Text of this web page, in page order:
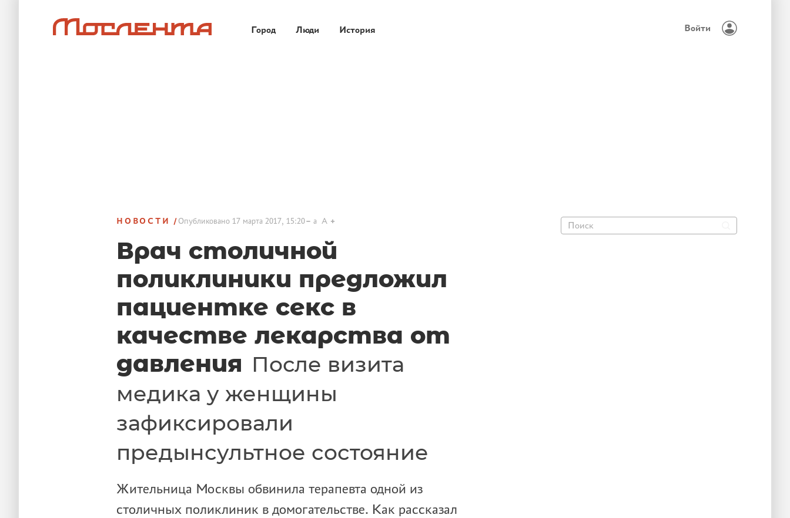
Город Люди История Войти
НОВОСТИ Опубликовано17 марта 2017, 15:20 a A
Врач столичной
поликлиники предложил
пациентке секс в
качестве лекарства от
давления После визита
медика у женщины
зафиксировали
предынсультное состояние
Жительница Москвы обвинила терапевта одной из
столичных поликлиник в домогательстве. Как рассказал